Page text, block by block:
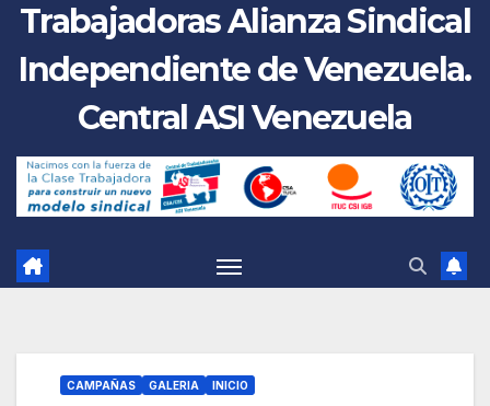
Trabajadoras Alianza Sindical
Independiente de Venezuela.
Central ASI Venezuela
CAMPAÑAS GALERIA INICIO